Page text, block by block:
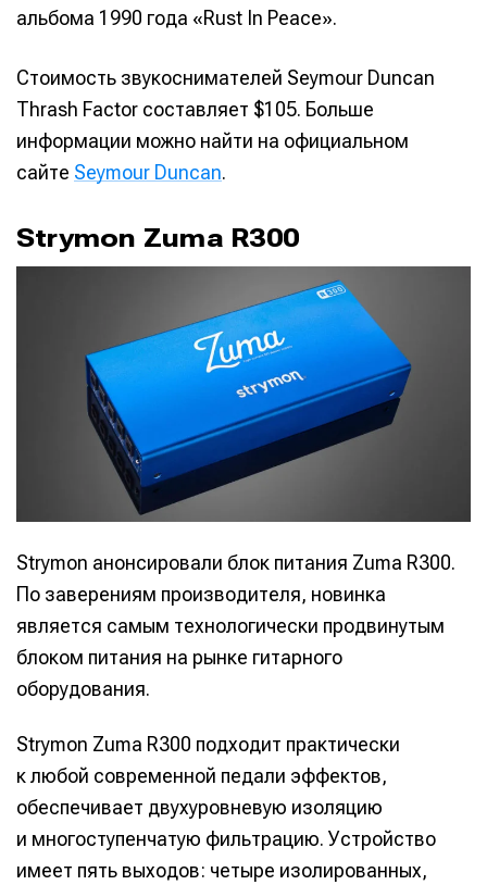
альбома 1990 года «Rust In Peace».
Стоимость звукоснимателей Seymour Duncan
Thrash Factor составляет $105. Больше
информации можно найти на официальном
сайте Seymour Duncan.
Strymon Zuma R300
Strymon анонсировали блок питания Zuma R300.
По заверениям производителя, новинка
является самым технологически продвинутым
блоком питания на рынке гитарного
оборудования.
Strymon Zuma R300 подходит практически
к любой современной педали эффектов,
обеспечивает двухуровневую изоляцию
и многоступенчатую фильтрацию. Устройство
имеет пять выходов: четыре изолированных,